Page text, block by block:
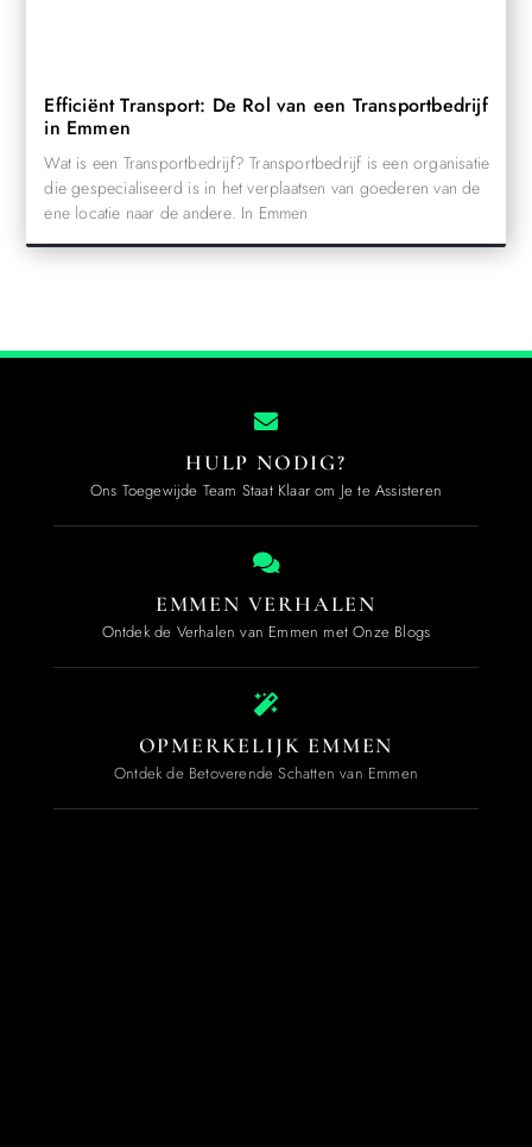
Efficiënt Transport: De Rol van een Transportbedrijf
in Emmen
Wat is een Transportbedrijf? Transportbedrijf is een organisatie
die gespecialiseerd is in het verplaatsen van goederen van de
ene locatie naar de andere. In Emmen
HULP NODIG?
Ons Toegewijde Team Staat Klaar om Je te Assisteren
EMMEN VERHALEN
Ontdek de Verhalen van Emmen met Onze Blogs
OPMERKELIJK EMMEN
Ontdek de Betoverende Schatten van Emmen